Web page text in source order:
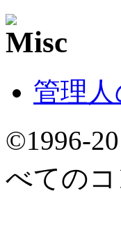
管理
©1996-
べての